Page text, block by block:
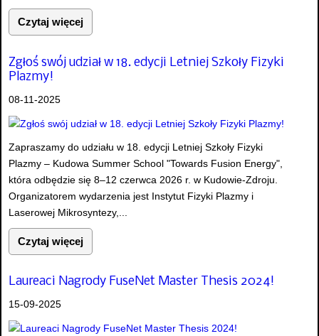
Czytaj więcej
Zgłoś swój udział w 18. edycji Letniej Szkoły Fizyki
Plazmy!
08-11-2025
Zapraszamy do udziału w 18. edycji Letniej Szkoły Fizyki
Plazmy – Kudowa Summer School "Towards Fusion Energy",
która odbędzie się 8–12 czerwca 2026 r. w Kudowie-Zdroju.
Organizatorem wydarzenia jest Instytut Fizyki Plazmy i
Laserowej Mikrosyntezy,...
Czytaj więcej
Laureaci Nagrody FuseNet Master Thesis 2024!
15-09-2025